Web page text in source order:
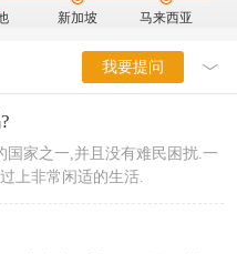
新加坡 马来西亚
我要提问
家之一,并且没有难民困扰.一
上非常闲适的生活.